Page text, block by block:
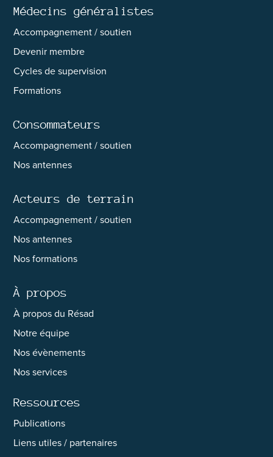
Médecins généralistes
Accompagnement / soutien
Devenir membre
Cycles de supervision
Formations
Consommateurs
Accompagnement / soutien
Nos antennes
Acteurs de terrain
Accompagnement / soutien
Nos antennes
Nos formations
À propos
À propos du Résad
Notre équipe
Nos évènements
Nos services
Ressources
Publications
Liens utiles / partenaires